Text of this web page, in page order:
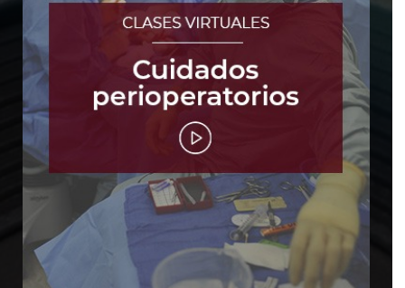
ENTRAR
Recuérdame